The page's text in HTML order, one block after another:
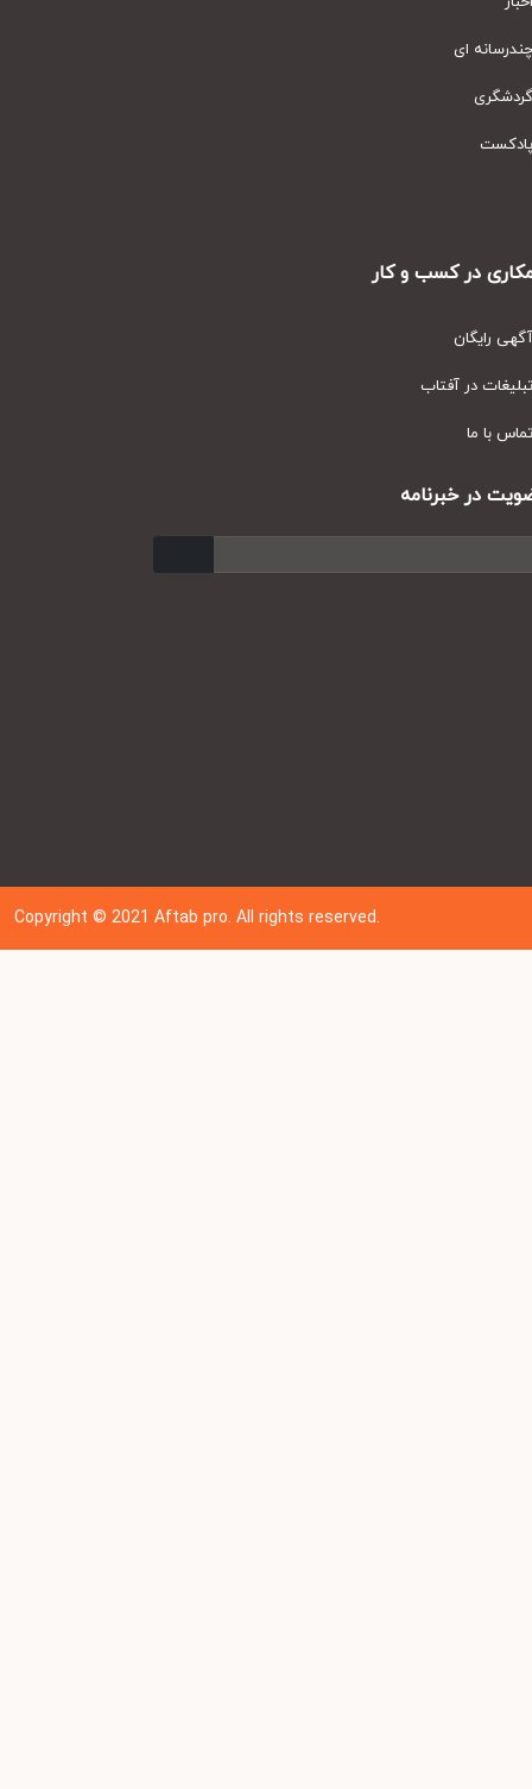
ای
در کسب و کار
رایگان
در آفتاب
با ما
در خبرنامه
Copyright © 202 1Aftab pro. All rights reserved.